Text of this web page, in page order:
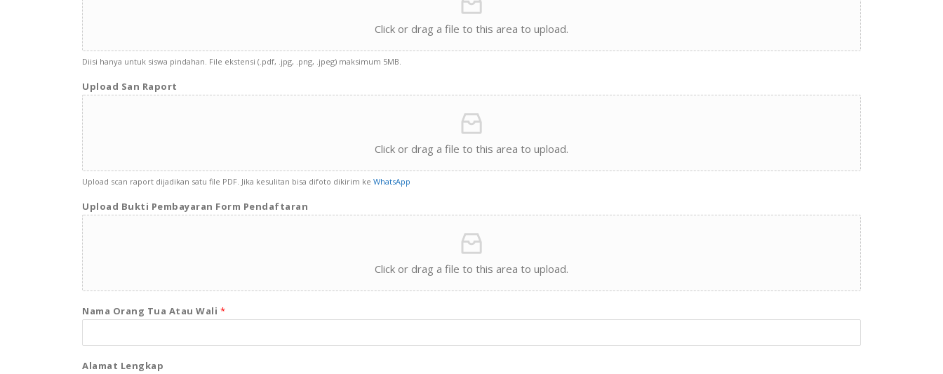
Click or drag a file to this area to upload.
Diisi hanya untuk siswa pindahan. File ekstensi (.pdf, .jpg, .png, .jpeg) maksimum 5MB.
Upload San Raport
Click or drag a file to this area to upload.
Upload scan raport dijadikan satu file PDF. Jika kesulitan bisa difoto dikirim ke WhatsApp
Upload Bukti Pembayaran Form Pendaftaran
Click or drag a file to this area to upload.
Nama Orang Tua Atau Wali *
Alamat Lengkap